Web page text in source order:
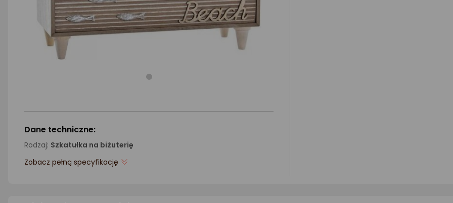
Supermarket
Strefa marek
Dane techniczne:
Rodzaj: Szkatułka na biżuterię
Zobacz pełną specyfikację